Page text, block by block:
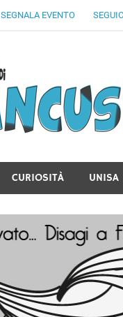
SEGNALA EVENTO
CURIOSITÀ UNISA